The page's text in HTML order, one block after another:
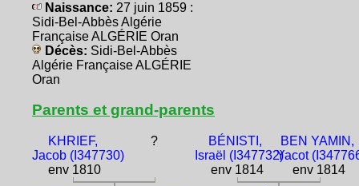
Naissance: 27 juin 1859 :
Sidi-Bel-Abbès Algérie
Française ALGÉRIE Oran
Décès: Sidi-Bel-Abbès
Algérie Française ALGÉRIE
Oran
Parents et grand-parents
KHRIEF,
Jacob (I347730)
env 1810
?
BÉNISTI,
Israël (I347732)
env 1814
BEN YAMIN,
Yacot
env 1814